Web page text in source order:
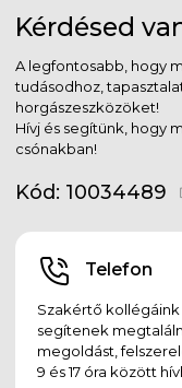
Kérdésed
A legfontosabb, hogy
tudásodhoz,
horgászeszközöket!
Hívj és segítünk, hogy
csónakban!
Kód: 10034489
Telefon
Szakértő
segítenek
megoldást,
9 és 17 óra között